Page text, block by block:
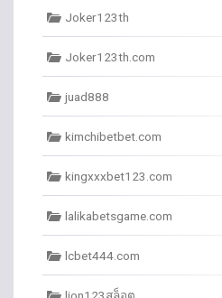
Joker123th
Joker123th.com
juad888
kimchibetbet.com
kingxxxbet123.com
lalikabetsgame.com
lcbet444.com